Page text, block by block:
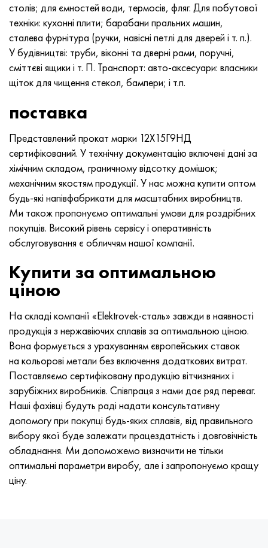
столів; для ємностей води, термосів, фляг. Для побутової
техніки: кухонні плити; барабани пральних машин,
сталева фурнітура (ручки, навісні петлі для дверей і т. п.).
У будівництві: труби, віконні та дверні рами, поручні,
сміттєві ящики і т. П. Транспорт: авто-аксесуари: власники
щіток для чищення стекол, бампери; і т.п.
поставка
Представлений прокат марки 12Х15Г9НД
сертифікований. У технічну документацію включені дані за
хімічним складом, граничному відсотку домішок;
механічним якостям продукції. У нас можна купити оптом
будь-які напівфабрикати для масштабних виробництв.
Ми також пропонуємо оптимальні умови для роздрібних
покупців. Високий рівень сервісу і оперативність
обслуговування є обличчям нашої компанії.
Купити за оптимальною
ціною
На складі компанії «Elektrovek-сталь» завжди в наявності
продукція з нержавіючих сплавів за оптимальною ціною.
Вона формується з урахуванням європейських ставок
на кольорові метали без включення додаткових витрат.
Поставляємо сертифіковану продукцію вітчизняних і
зарубіжних виробників. Співпраця з нами дає ряд переваг.
Наші фахівці будуть раді надати консультативну
допомогу при покупці будь-яких сплавів, від правильного
вибору якої буде залежати працездатність і довговічність
обладнання. Ми допоможемо визначити не тільки
оптимальні параметри виробу, але і запропонуємо кращу
ціну.